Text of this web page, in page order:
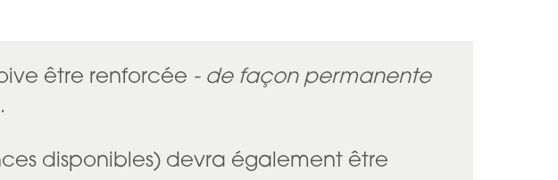
être renforcée - de façon permanente
disponibles) devra également être